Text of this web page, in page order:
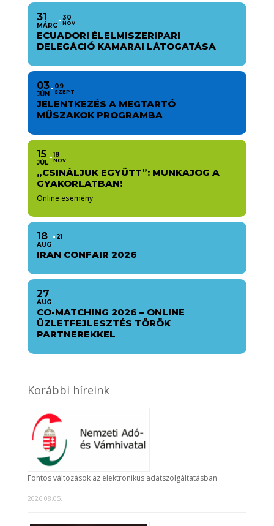
31
MÁRC
30
NOV
ECUADORI ÉLELMISZERIPARI
DELEGÁCIÓ KAMARAI LÁTOGATÁSA
03
JÚN
09
SZEPT
JELENTKEZÉS A MEGTARTÓ
MŰSZAKOK PROGRAMBA
15
JÚL
18
NOV
„CSINÁLJUK EGYÜTT”: MUNKAJOG A
GYAKORLATBAN!
Online esemény
18
AUG
21
IRAN CONFAIR 2026
27
AUG
CO-MATCHING 2026 – ONLINE
ÜZLETFEJLESZTÉS TÖRÖK
PARTNEREKKEL
Korábbi híreink
Fontos változások az elektronikus adatszolgáltatásban
2026.08.05.